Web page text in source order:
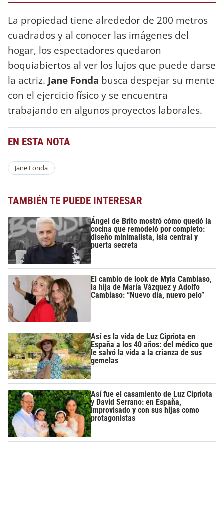
La propiedad tiene alrededor de 200 metros
cuadrados y al conocer las imágenes del
hogar, los espectadores quedaron
boquiabiertos al ver los lujos que puede darse
la actriz. Jane Fonda busca despejar su mente
con el ejercicio físico y se encuentra
trabajando en algunos proyectos laborales.
EN ESTA NOTA
Jane Fonda
TAMBIÉN TE PUEDE INTERESAR
Ángel de Brito mostró cómo quedó la
cocina que remodeló por completo:
diseño minimalista, isla central y
puerta secreta
El cambio de look de Myla Cambiaso,
la hija de María Vázquez y Adolfo
Cambiaso: “Nuevo día, nuevo pelo”
Así es la vida de Luz Cipriota en
España a los 40 años: del médico que
le salvó la vida a la crianza de sus
gemelas
Así fue el casamiento de Luz Cipriota
y David Serrano: en España,
improvisado y con sus hijas como
protagonistas